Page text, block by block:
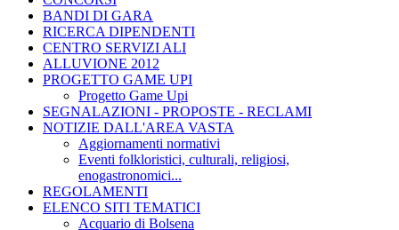
BANDI DI GARA
RICERCA DIPENDENTI
CENTRO SERVIZI ALI
ALLUVIONE 2012
PROGETTO GAME UPI
Progetto Game Upi
SEGNALAZIONI - PROPOSTE - RECLAMI
NOTIZIE DALL'AREA VASTA
Aggiornamenti normativi
Eventi folkloristici, culturali, religiosi,
enogastronomici...
REGOLAMENTI
ELENCO SITI TEMATICI
Acquario di Bolsena